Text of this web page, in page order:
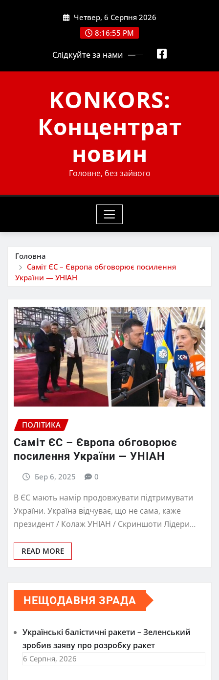
Четвер, 6 Серпня 2026
8:16:55 PM
Слідкуйте за нами
KONKORS:
Концентрат
новин
Головне, без зайвого
Головна
Саміт ЄС – Європа обговорює посилення
України — УНІАН
ПОЛІТИКА
Саміт ЄС – Європа обговорює
посилення України — УНІАН
Бер 6, 2025 0
В ЄС мають намір продовжувати підтримувати
України. Україна відчуває, що не сама, каже
президент / Колаж УНІАН / Скриншоти Лідери…
READ MORE
НЕЩОДАВНЯ ЗРАДА
Українські балістичні ракети – Зеленський
зробив заяву про розробку ракет
6 Серпня, 2026